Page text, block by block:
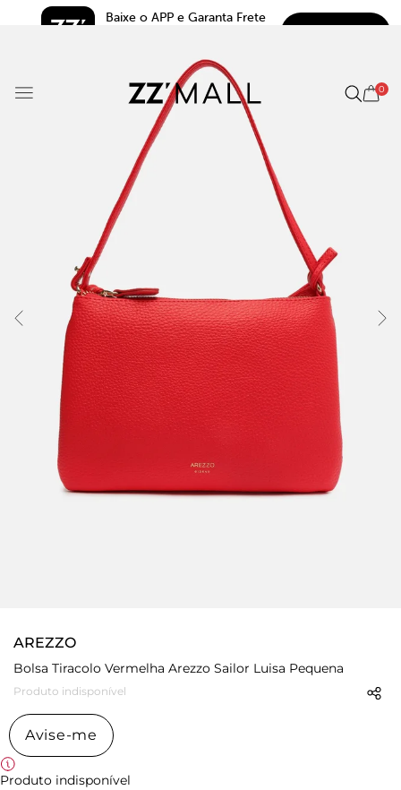
Baixe o APP e Garanta Frete
0
AREZZO
Bolsa Tiracolo Vermelha Arezzo Sailor Luisa Pequena
Produto indisponível
Avise-me
Produto indisponível